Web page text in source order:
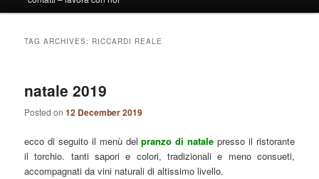
TAG ARCHIVES: RICCARDI REALE
natale 2019
Posted on12 December 2019
ecco di seguito il menù delpranzo di natale presso il ristorante
il torchio. tanti sapori e colori, tradizionali e meno consueti,
accompagnati da vini naturali di altissimo livello.